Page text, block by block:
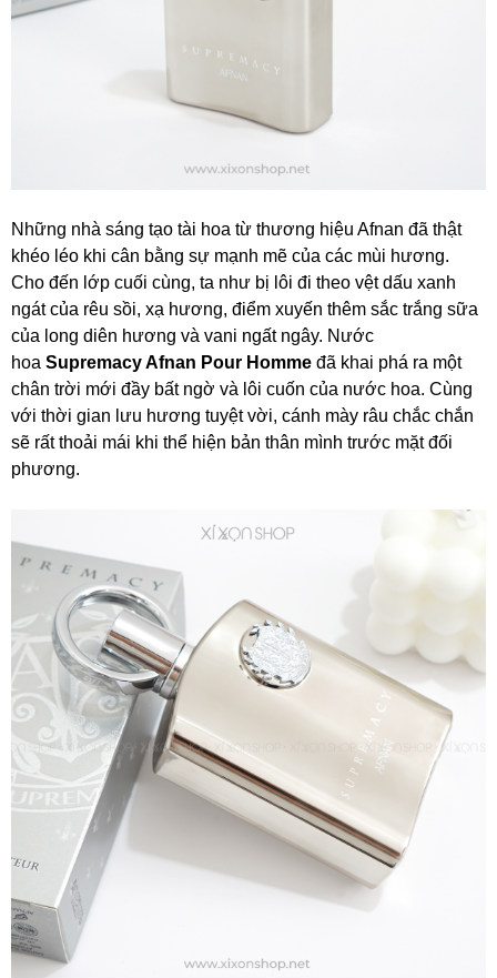
Những nhà sáng tạo tài hoa từ thương hiệu Afnan đã thật
khéo léo khi cân bằng sự mạnh mẽ của các mùi hương.
Cho đến lớp cuối cùng, ta như bị lôi đi theo vệt dấu xanh
ngát của rêu sồi, xạ hương, điểm xuyến thêm sắc trắng sữa
của long diên hương và vani ngất ngây. Nước
hoa Supremacy Afnan Pour Homme đã khai phá ra một
chân trời mới đầy bất ngờ và lôi cuốn của nước hoa. Cùng
với thời gian lưu hương tuyệt vời, cánh mày râu chắc chắn
sẽ rất thoải mái khi thể hiện bản thân mình trước mặt đối
phương.